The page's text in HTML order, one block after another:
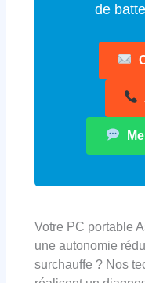
de
Votre PC portable
une autonomie
surchauffe ? Nos